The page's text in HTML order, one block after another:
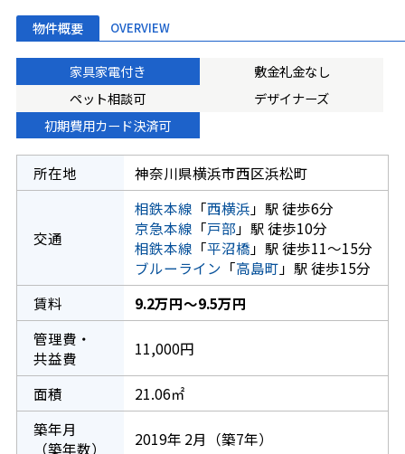
物件概要 OVERVIEW
家具家電付き
敷金礼金なし
ペット相談可
デザイナーズ
初期費用カード決済可
所在地 神奈川県横浜市西区浜松町
交通
相鉄本線 「西横浜 」駅 徒歩6分
京急本線 「戸部 」駅 徒歩10分
相鉄本線 「平沼橋 」駅 徒歩11～15分
ブルーライン 「高島町 」駅 徒歩15分
賃料
9.2万円～9.5万円
管理費・
共益費
11,000円
面積
21.06㎡
築年月
（築年数）
2019年 2月（築7年）